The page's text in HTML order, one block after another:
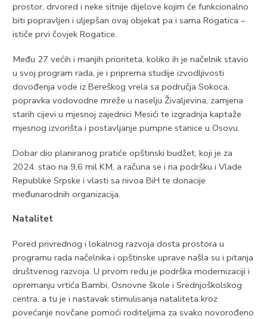
prostor, drvored i neke sitnije dijelove kojim će funkcionalno
biti popravljen i uljepšan ovaj objekat pa i sama Rogatica –
ističe prvi čovjek Rogatice.
Među 27 većih i manjih prioriteta, koliko ih je načelnik stavio
u svoj program rada, je i priprema studije izvodljivosti
dovođenja vode iz Bereškog vrela sa područja Sokoca,
popravka vodovodne mreže u naselju Živaljevina, zamjena
starih cijevi u mjesnoj zajednici Mesići te izgradnja kaptaže
mjesnog izvorišta i postavljanje pumpne stanice u Osovu.
Dobar dio planiranog pratiće opštinski budžet, koji je za
2024. stao na 9,6 mil KM, a računa se i na podršku i Vlade
Republike Srpske i vlasti sa nivoa BiH te donacije
međunarodnih organizacija.
Natalitet
Pored privrednog i lokalnog razvoja dosta prostora u
programu rada načelnika i opštinske uprave našla su i pitanja
društvenog razvoja. U prvom redu je podrška modernizaciji i
opremanju vrtića Bambi, Osnovne škole i Srednjoškolskog
centra, a tu je i nastavak stimulisanja nataliteta kroz
povećanje novčane pomoći roditeljima za svako novorođeno